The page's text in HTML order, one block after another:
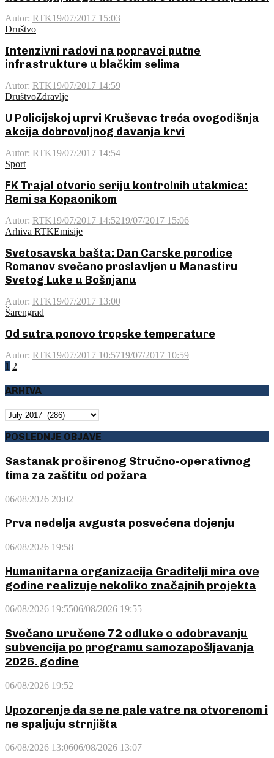
Autor: RTK19/07/2017 15:03
Društvo
Intenzivni radovi na popravci putne
infrastrukture u blačkim selima
Autor: RTK19/07/2017 14:59
DruštvoZdravlje
U Policijskoj uprvi Kruševac treća ovogodišnja
akcija dobrovoljnog davanja krvi
Autor: RTK19/07/2017 14:54
Sport
FK Trajal otvorio seriju kontrolnih utakmica:
Remi sa Kopaonikom
Autor: RTK19/07/2017 14:5219/07/2017 15:06
Arhiva RTKEmisije
Svetosavska bašta: Dan Carske porodice
Romanov svečano proslavljen u Manastiru
Svetog Luke u Bošnjanu
Autor: RTK19/07/2017 13:00
Šarengrad
Od sutra ponovo tropske temperature
Autor: RTK19/07/2017 10:5719/07/2017 10:59
Posts
pagination
1 2
ARHIVA
ARHIVA
POSLEDNJE OBJAVE
Sastanak proširenog Stručno-operativnog
tima za zaštitu od požara
06/08/2026 20:02
Prva nedelja avgusta posvećena dojenju
06/08/2026 19:58
Humanitarna organizacija Graditelji mira ove
godine realizuje nekoliko značajnih projekta
06/08/2026 19:5506/08/2026 19:55
Svečano uručene 72 odluke o odobravanju
subvencija po programu samozapošljavanja
2026. godine
06/08/2026 19:52
Upozorenje da se ne pale vatre na otvorenom i
ne spaljuju strnjišta
06/08/2026 13:0606/08/2026 13:07